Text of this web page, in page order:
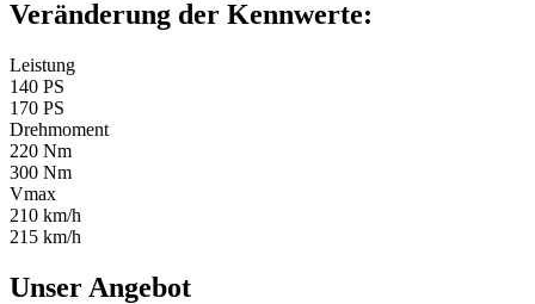
Veränderung der Kennwerte:
Leistung
140 PS
170 PS
Drehmoment
220 Nm
300 Nm
Vmax
210 km/h
215 km/h
Unser Angebot